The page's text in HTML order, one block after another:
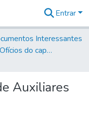
Entrar
Interessantes
Volume 74 - Ofícios do capitão General Martim Lopes Lobo de Saldanha às Câmaras e Comandantes da Capitania (1775)
Auxiliares